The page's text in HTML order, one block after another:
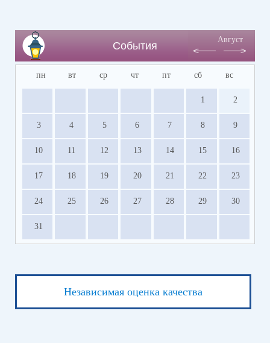
События
Август
пн вт ср чт пт сб вс
1 2
3 4 5 6 7 8 9
10 11 12 13 14 15 16
17 18 19 20 21 22 23
24 25 26 27 28 29 30
31
Независимая оценка качества